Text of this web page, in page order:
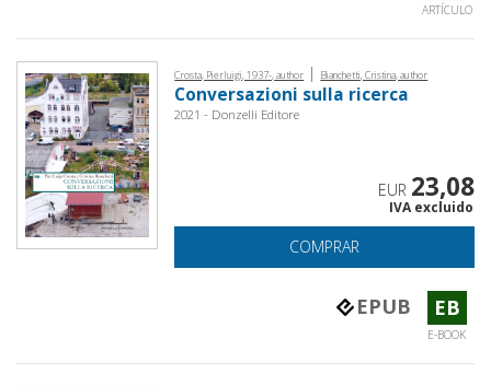
ARTÍCULO
Crosta, Pierluigi, 1937-, author | Bianchetti, Cristina, author
Conversazioni sulla ricerca
2021 - Donzelli Editore
EUR 23,08
IVA excluido
COMPRAR
EPUB EB
E-BOOK